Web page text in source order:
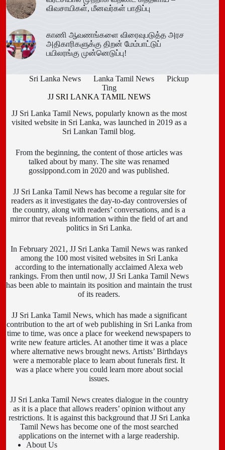
விவசாயிகள், மீனவர்கள் பாதிப்பு
காணி ஆவணங்களை விரைவுபடுத்த அரச
அதிகாரிகளுக்கு திறன் மேம்பாட்டுப்
பயிலரங்கு முன்னெடுப்பு!
Sri Lanka News Lanka Tamil News
Pickup
Ting
JJ SRI LANKA TAMIL NEWS
JJ Sri Lanka Tamil News, popularly known as the most
visited website in Sri Lanka, was launched in 2019 as a
Sri Lankan Tamil blog.
From the beginning, the content of those articles was
talked about by many. The site was renamed
gossippond.com in 2020 and was published.
JJ Sri Lanka Tamil News has become a regular site for
readers as it investigates the day-to-day controversies of
the country, along with readers’ conversations, and is a
mirror that reveals information within the field of art and
politics in Sri Lanka.
In February 2021, JJ Sri Lanka Tamil News was ranked
among the 100 most visited websites in Sri Lanka
according to the internationally acclaimed Alexa web
rankings. From then until now, JJ Sri Lanka Tamil News
has been able to maintain its position and maintain the trust
of its readers.
JJ Sri Lanka Tamil News, which has made a significant
contribution to the art of web publishing in Sri Lanka from
time to time, was once a place for weekend newspapers to
write new feature articles. At another time it was a place
where alternative news brought news. Artists’ Birthdays
were a memorable place to learn about funerals first. It
was a place where you could learn more about social
issues.
JJ Sri Lanka Tamil News creates dialogue in the country
as it is a place that allows readers’ opinion without any
restrictions. It is against this background that JJ Sri Lanka
Tamil News has become one of the most searched
applications on the internet with a large readership.
About Us